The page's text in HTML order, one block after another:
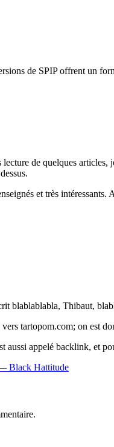
de SPIP offrent un
de quelques
et très intéressants.
blablablabla, Thibaut,
tartopom.com; on est
aussi appelé backlink, et
Black Hattitude